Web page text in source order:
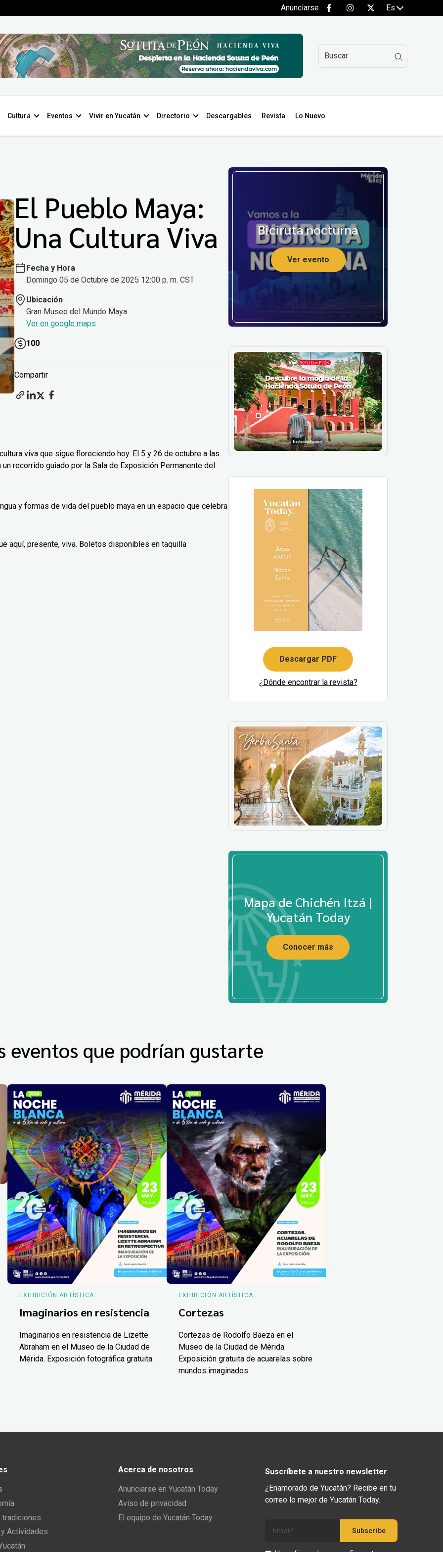
Anunciarse Es
Cultura Eventos Vivir en Yucatán Directorio Descargables Revista Lo Nuevo
El Pueblo Maya:
Una Cultura Viva
Fecha y Hora
Domingo 05 de Octubre de 2025 12:00 p. m. CST
Ubicación
Gran Museo del Mundo Maya
Ver en google maps
100
Compartir
viva que sigue floreciendo hoy. El 5 y 26 de octubre a las
recorrido guiado por la Sala de Exposición Permanente del
y formas de vida del pueblo maya en un espacio que celebra
aquí, presente, viva. Boletos disponibles en taquilla
Biciruta nocturna
Ver evento
Descargar PDF
¿Dónde encontrar la revista?
Mapa de Chichén Itzá |
Yucatán Today
Conocer más
eventos que podrían gustarte
EXHIBICIÓN ARTÍSTICA
Imaginarios en resistencia
Imaginarios en resistencia de Lizette
Abraham en el Museo de la Ciudad de
Mérida. Exposición fotográfica gratuita.
EXHIBICIÓN ARTÍSTICA
Cortezas
Cortezas de Rodolfo Baeza en el
Museo de la Ciudad de Mérida.
Exposición gratuita de acuarelas sobre
mundos imaginados.
tradiciones
Actividades
Acerca de nosotros
Anunciarse en Yucatán Today
Aviso de privacidad
El equipo de Yucatán Today
Suscríbete a nuestro newsletter
¿Enamorado de Yucatán? Recibe en tu
correo lo mejor de Yucatán Today.